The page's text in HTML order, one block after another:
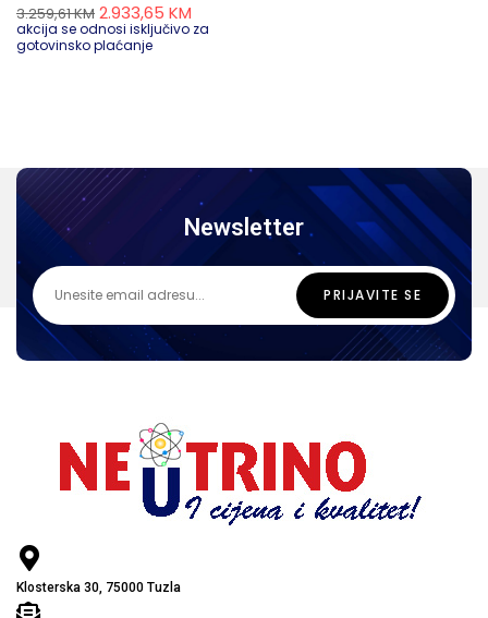
3.259,61KM 2.933,65 KM
akcija se odnosi isključivo za
gotovinsko plaćanje
Newsletter
Klosterska 30, 75000 Tuzla